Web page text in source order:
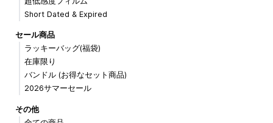
Short Dated & Expired
セール商品
ラッキーバッグ(福袋)
在庫限り
バンドル (お得なセット商品)
2026サマーセール
その他